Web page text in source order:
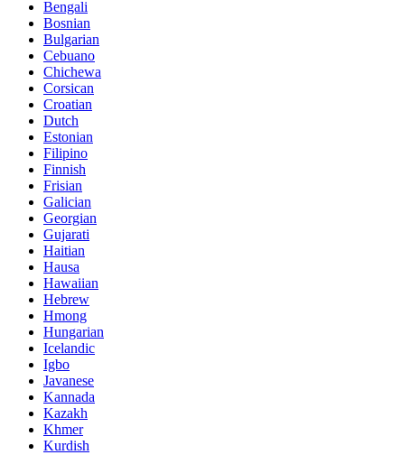
Bengali
Bosnian
Bulgarian
Cebuano
Chichewa
Corsican
Croatian
Dutch
Estonian
Filipino
Finnish
Frisian
Galician
Georgian
Gujarati
Haitian
Hausa
Hawaiian
Hebrew
Hmong
Hungarian
Icelandic
Igbo
Javanese
Kannada
Kazakh
Khmer
Kurdish